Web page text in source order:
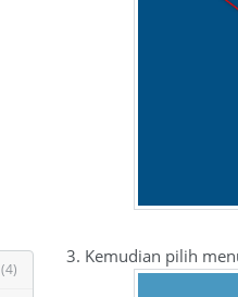
(4)
3. Kemudian pilih